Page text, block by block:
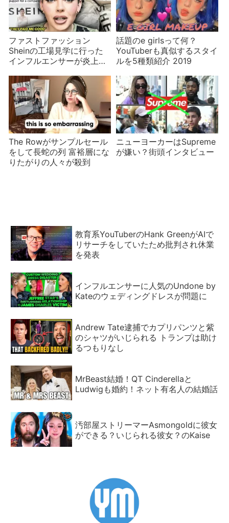
ファストファッション
Sheinの工場見学に行った
インフルエンサーが炎上
け見せられていた？
話題のe girlsって何？
YouTuberも真似するスタイ
ルを5種類紹介 2019
The Rowがサンプルセール
をして長蛇の列 富裕層にな
りたがりの人々が殺到
ニューヨーカーはSupreme
が嫌い？街頭インタビュー
教育系YouTuberのHank GreenがAIで
リサーチをしていたため批判され休業
を発表
インフルエンサーに人気のUndone by
Kateのウェディングドレスが問題に
Andrew Tate逮捕でカプリパンツと紫
のシャツがいじられる トランプは助け
るつもりなし
MrBeast結婚！QT Cinderellaと
Ludwigも婚約！ネット有名人の結婚話
汚部屋ストリーマーAsmongoldに彼女
ができる？いじられる彼女？のKaise